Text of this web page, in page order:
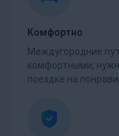
Комфортно
Междугородние
комфортными,
поездке на